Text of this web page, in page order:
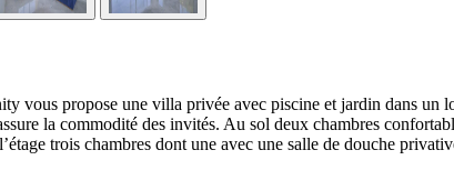
propose une villa privée avec piscine et jardin dans un
la commodité des invités. Au sol deux chambres
trois chambres dont une avec une salle de douche